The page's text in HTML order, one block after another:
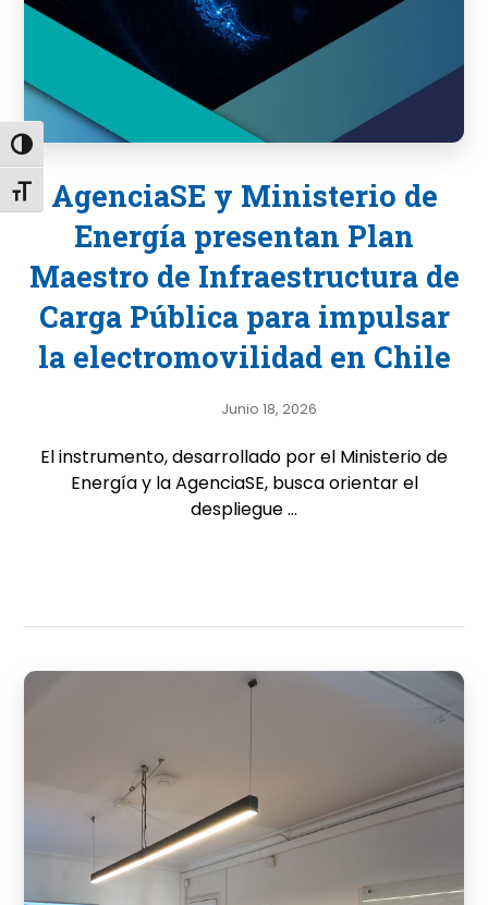
Alternar alto contraste
Alternar tamaño de letra
AgenciaSE y Ministerio de
Energía presentan Plan
Maestro de Infraestructura de
Carga Pública para impulsar
la electromovilidad en Chile
Junio 18, 2026
El instrumento, desarrollado por el Ministerio de
Energía y la AgenciaSE, busca orientar el
despliegue ...